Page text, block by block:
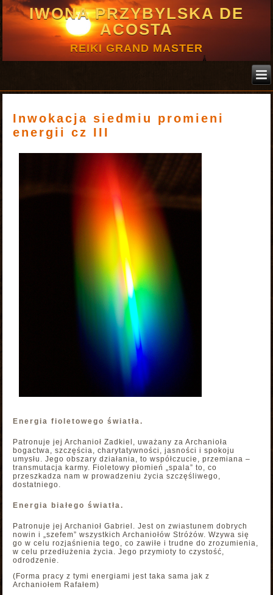
IWONA PRZYBYLSKA DE
ACOSTA
REIKI GRAND MASTER
Inwokacja siedmiu promieni
energii cz III
Energia fioletowego światła.
Patronuje jej Archanioł Zadkiel, uważany za Archanioła
bogactwa, szczęścia, charytatywności, jasności i spokoju
umysłu. Jego obszary działania, to współczucie, przemiana –
transmutacja karmy. Fioletowy płomień „spala” to, co
przeszkadza nam w prowadzeniu życia szczęśliwego,
dostatniego.
Energia białego światła.
Patronuje jej Archanioł Gabriel. Jest on zwiastunem dobrych
nowin i „szefem” wszystkich Archaniołów Stróżów. Wzywa się
go w celu rozjaśnienia tego, co zawiłe i trudne do zrozumienia,
w celu przedłużenia życia. Jego przymioty to czystość,
odrodzenie.
(Forma pracy z tymi energiami jest taka sama jak z
Archaniołem Rafałem)